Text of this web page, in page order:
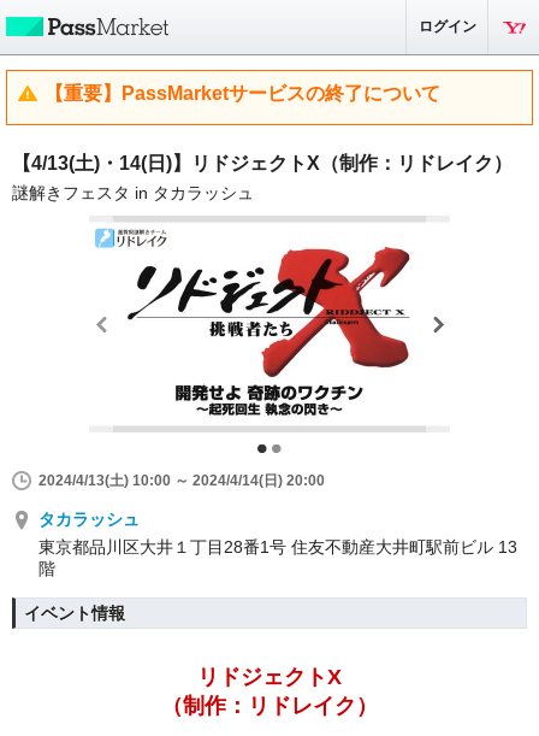
ログイン
【重要】PassMarketサービスの終了について
【4/13(土)・14(日)】リドジェクトX（制作：リドレイク）
謎解きフェスタ in タカラッシュ
2024/4/13(土) 10:00 ～ 2024/4/14(日) 20:00
タカラッシュ
東京都品川区大井１丁目28番1号 住友不動産大井町駅前ビル 13
階
イベント情報
リドジェクトX
（制作：リドレイク）